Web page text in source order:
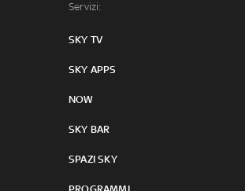
Servizi:
SKY TV
SKY APPS
NOW
SKY BAR
SPAZI SKY